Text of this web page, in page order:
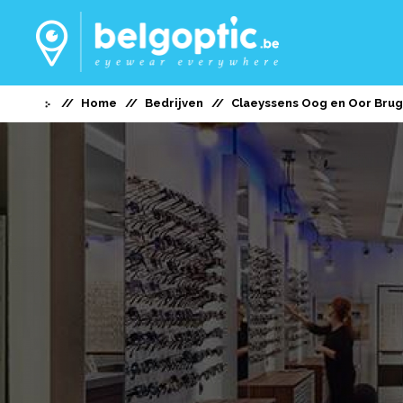
Home Bedrijven Claeyssens Oog en Oor